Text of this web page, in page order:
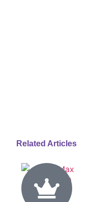
Related Articles